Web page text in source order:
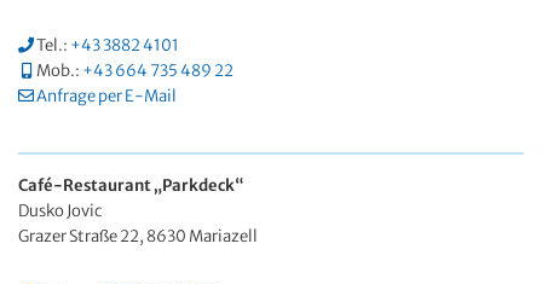
Tel.: +43 3882 4101
Mob.: +43 664 735 489 22
Anfrage per E-Mail
Café-Restaurant „Parkdeck“
Dusko Jovic
Grazer Straße 22, 8630 Mariazell